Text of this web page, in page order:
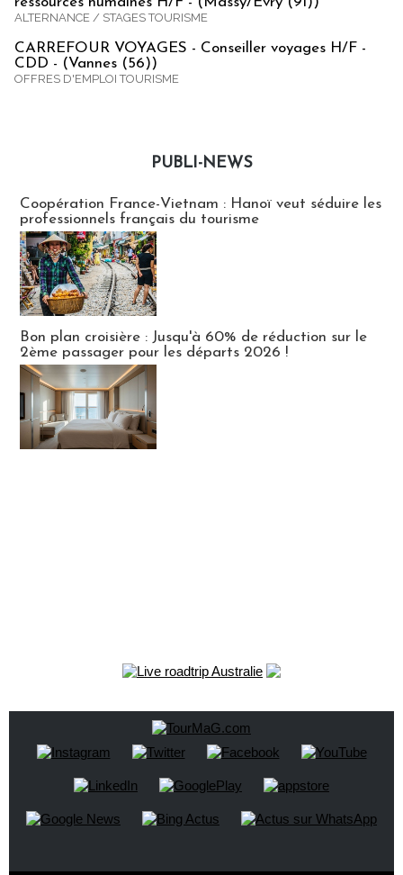
ALTERNANCE / STAGES TOURISME
CARREFOUR VOYAGES - Conseiller voyages H/F -
CDD - (Vannes (56))
OFFRES D'EMPLOI TOURISME
PUBLI-NEWS
Coopération France-Vietnam : Hanoï veut séduire les
professionnels français du tourisme
Bon plan croisière : Jusqu'à 60% de réduction sur le
2ème passager pour les départs 2026 !